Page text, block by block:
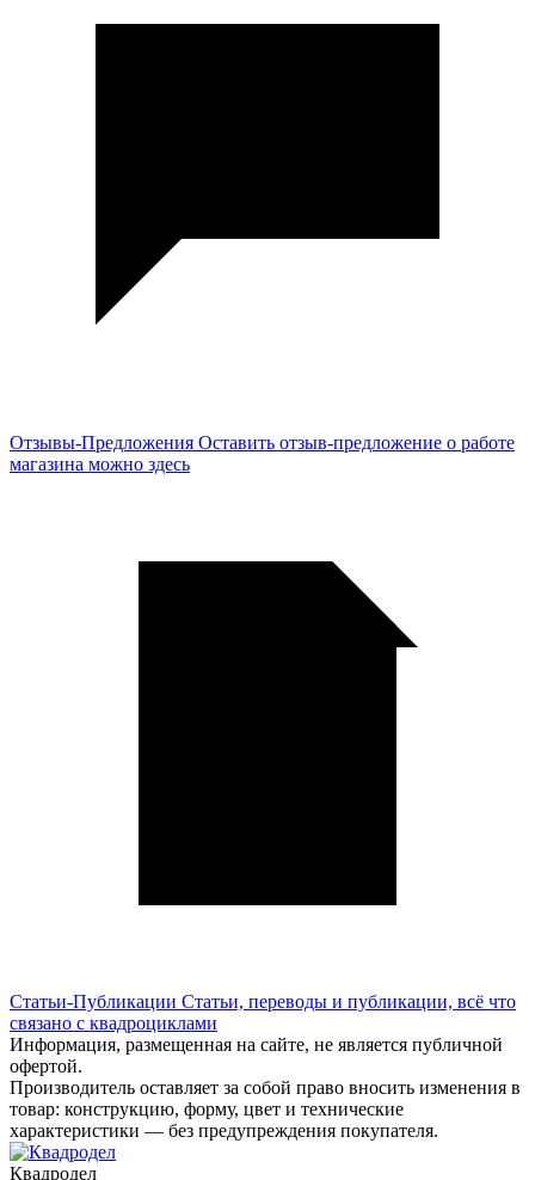
Отзывы-Предложения Оставить отзыв-предложение о работе
магазина можно здесь
Статьи-Публикации Статьи, переводы и публикации, всё что
связано с квадроциклами
Информация, размещенная на сайте, не является публичной
офертой.
Производитель оставляет за собой право вносить изменения в
товар: конструкцию, форму, цвет и технические
характеристики — без предупреждения покупателя.
Квадродел